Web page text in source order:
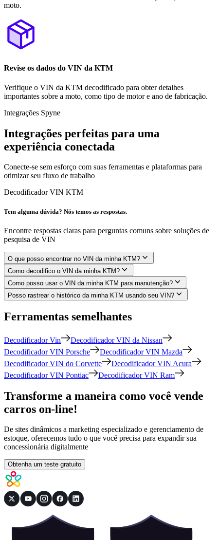
moto.
Revise os dados do VIN da KTM
Verifique o VIN da KTM decodificado para obter detalhes
importantes sobre a moto, como tipo de motor e ano de fabricação.
Integrações Spyne
Integrações perfeitas para uma
experiência conectada
Conecte-se sem esforço com suas ferramentas e plataformas para
otimizar seu fluxo de trabalho
Decodificador VIN KTM
Tem alguma dúvida? Nós temos as respostas.
Encontre respostas claras para perguntas comuns sobre soluções de
pesquisa de VIN
O que posso encontrar no VIN da minha KTM?
Como decodifico o VIN da minha KTM?
Como posso usar o VIN da minha KTM para manutenção?
Posso rastrear o histórico da minha KTM usando seu VIN?
Ferramentas semelhantes
Decodificador Vin
Decodificador VIN da Nissan
Decodificador VIN Porsche
Decodificador VIN Mazda
Decodificador VIN do Corvette
Decodificador VIN Acura
Decodificador VIN Pontiac
Decodificador VIN Ram
Transforme a maneira como você vende
carros on-line!
De sites dinâmicos a marketing especializado e gerenciamento de
estoque, oferecemos tudo o que você precisa para expandir sua
concessionária digitalmente
Obtenha um teste gratuito